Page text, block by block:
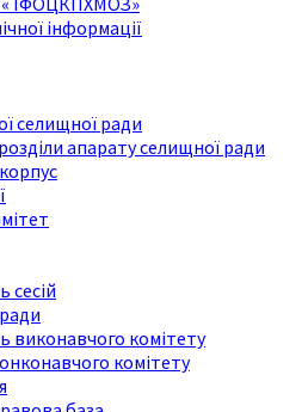
інформації
селищної ради
апарату селищної ради
сесій
виконавчого комітету
комітету